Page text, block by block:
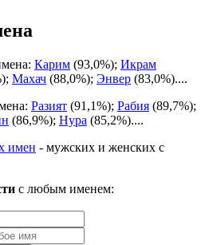
Карим (93,0%); Икрам
Махач (88,0%); Энвер (83,0%)....
Разият (91,1%); Рабия (89,7%);
(86,9%); Нура (85,2%)....
имен - мужских и женских с
с любым именем: